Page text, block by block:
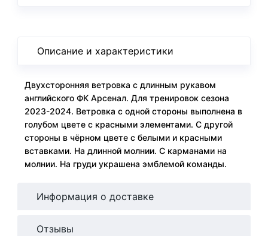
Описание и характеристики
Двухсторонняя ветровка с длинным рукавом
английского ФК Арсенал. Для тренировок сезона
2023-2024. Ветровка с одной стороны выполнена в
голубом цвете с красными элементами. С другой
стороны в чёрном цвете с белыми и красными
вставками. На длинной молнии. С карманами на
молнии. На груди украшена эмблемой команды.
Информация о доставке
Отзывы